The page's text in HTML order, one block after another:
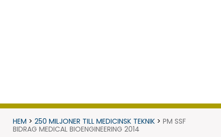
HEM > 250 MILJONER TILL MEDICINSK TEKNIK> PM SSF
BIDRAG MEDICAL BIOENGINEERING 2014